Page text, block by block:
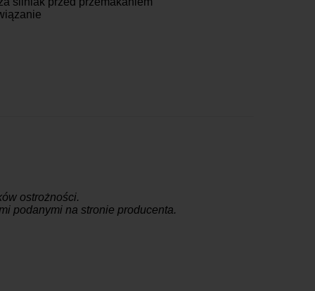
ostrożności.
podanymi na stronie producenta.